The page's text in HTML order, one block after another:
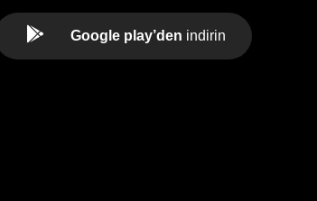
Google play’den indirin